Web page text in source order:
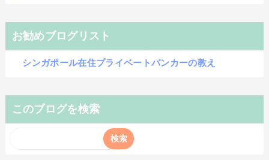
お勧めブログリスト
シンガポール在住プライベートバンカーの教え
このブログを検索